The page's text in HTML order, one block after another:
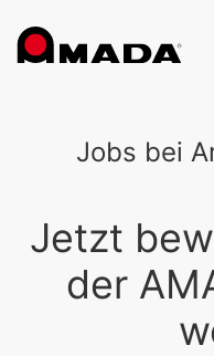
Zum Hauptinhalt
Jobs bei
Jetzt
der